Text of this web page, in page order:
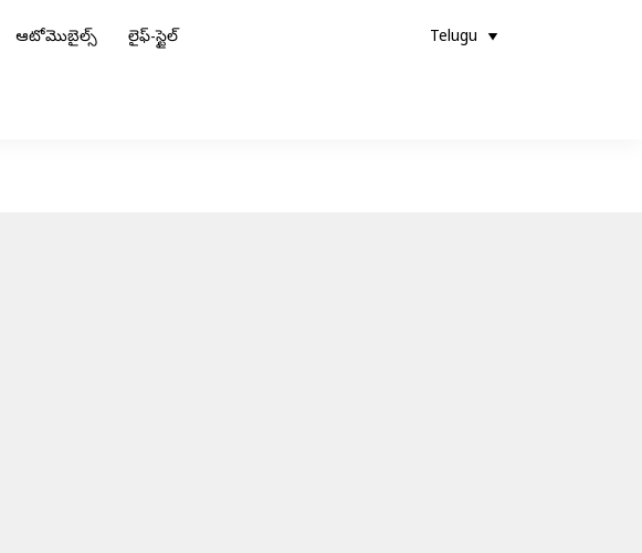
ఆటోమొబైల్స్ లైఫ్-స్టైల్ Telugu